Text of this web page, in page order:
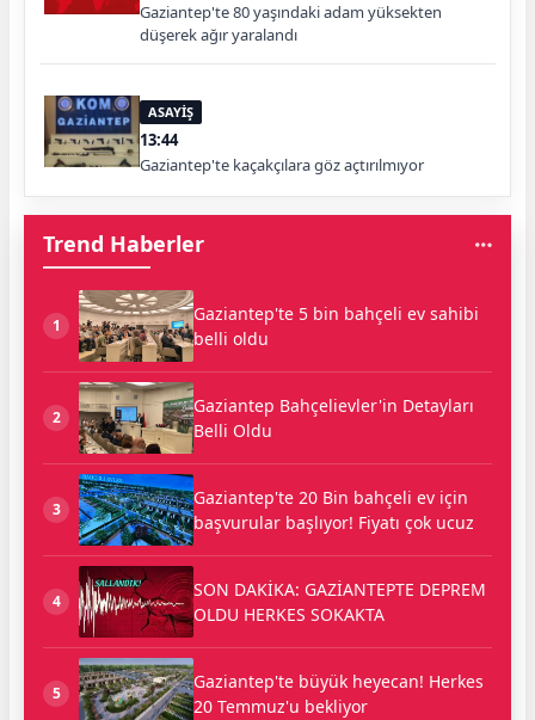
Gaziantep'te 80 yaşındaki adam yüksekten
düşerek ağır yaralandı
ASAYİŞ
13:44
Gaziantep'te kaçakçılara göz açtırılmıyor
Trend Haberler
1
Gaziantep'te 5 bin bahçeli ev sahibi
belli oldu
2
Gaziantep Bahçelievler'in Detayları
Belli Oldu
3
Gaziantep'te 20 Bin bahçeli ev için
başvurular başlıyor! Fiyatı çok ucuz
4
SON DAKİKA: GAZİANTEPTE DEPREM
OLDU HERKES SOKAKTA
5
Gaziantep'te büyük heyecan! Herkes
20 Temmuz'u bekliyor